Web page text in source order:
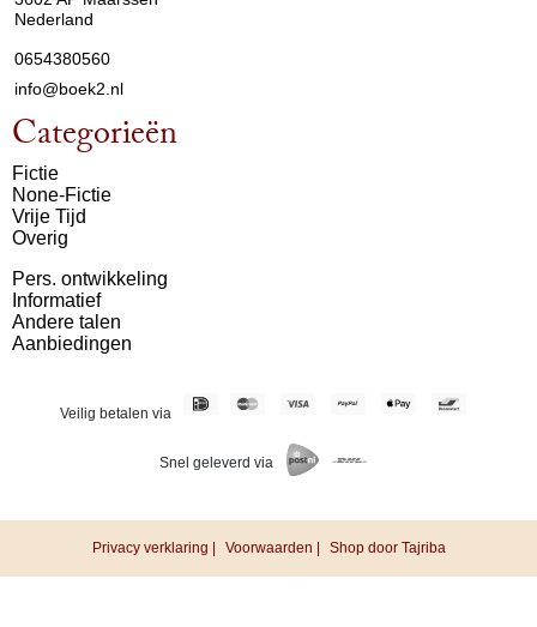
Nederland
0654380560
info@boek2.nl
Categorieën
Fictie
None-Fictie
Vrije Tijd
Overig
Pers. ontwikkeling
Informatief
Andere talen
Aanbiedingen
Veilig betalen via
Snel geleverd via
Privacy verklaring | Voorwaarden | Shop door Tajriba